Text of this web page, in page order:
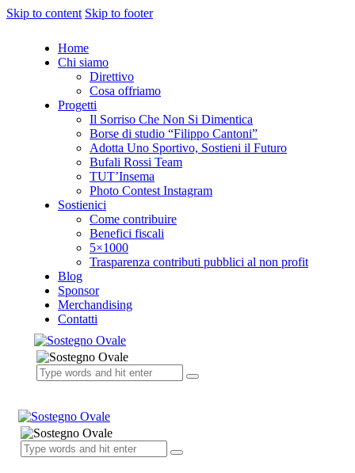
Skip to content Skip to footer
Home
Chi siamo
Direttivo
Cosa offriamo
Progetti
Il Sorriso Che Non Si Dimentica
Borse di studio “Filippo Cantoni”
Adotta Uno Sportivo, Sostieni il Futuro
Bufali Rossi Team
TUT’Insema
Photo Contest Instagram
Sostienici
Come contribuire
Benefici fiscali
5×1000
Trasparenza contributi pubblici al non profit
Blog
Sponsor
Merchandising
Contatti